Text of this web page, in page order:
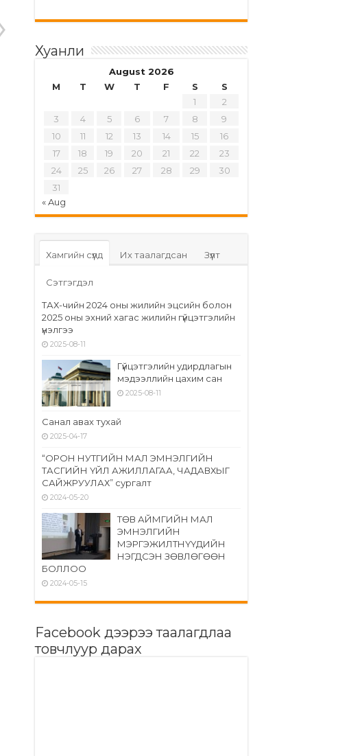
Хуанли
August 2026
M
T W T F S
S
1
2
3
4 5 6 7 8
9
10
11 12 13 14 15
16
17
18 19 20 21 22
23
24
25 26 27 28 29
30
31
« Aug
Хамгийн сүүлд Их таалагдсан Зүүлт
Сэтгэгдэл
ТАХ-чийн 2024 оны жилийн эцсийн болон
2025 оны эхний хагас жилийн гүйцэтгэлийн
үнэлгээ
2025-08-11
Гүйцэтгэлийн удирдлагын
мэдээллийн цахим сан
2025-08-11
Санал авах тухай
2025-04-17
“ОРОН НУТГИЙН МАЛ ЭМНЭЛГИЙН
ТАСГИЙН ҮЙЛ АЖИЛЛАГАА, ЧАДАВХЫГ
САЙЖРУУЛАХ” сургалт
2024-05-20
ТӨВ АЙМГИЙН МАЛ
ЭМНЭЛГИЙН
МЭРГЭЖИЛТНҮҮДИЙН
НЭГДСЭН ЗӨВЛӨГӨӨН
БОЛЛОО
2024-05-15
Facebook дээрээ таалагдлаа
товчлуур дарах